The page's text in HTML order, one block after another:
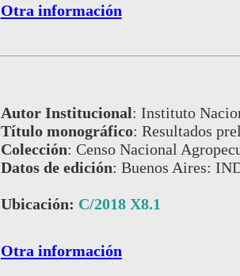
Otra información
Autor Institucional: Instituto
Título monográfico: Resultados
Colección: Censo Nacional
Datos de edición: Buenos Aires:
Ubicación: C/2018 X8.1
Otra información